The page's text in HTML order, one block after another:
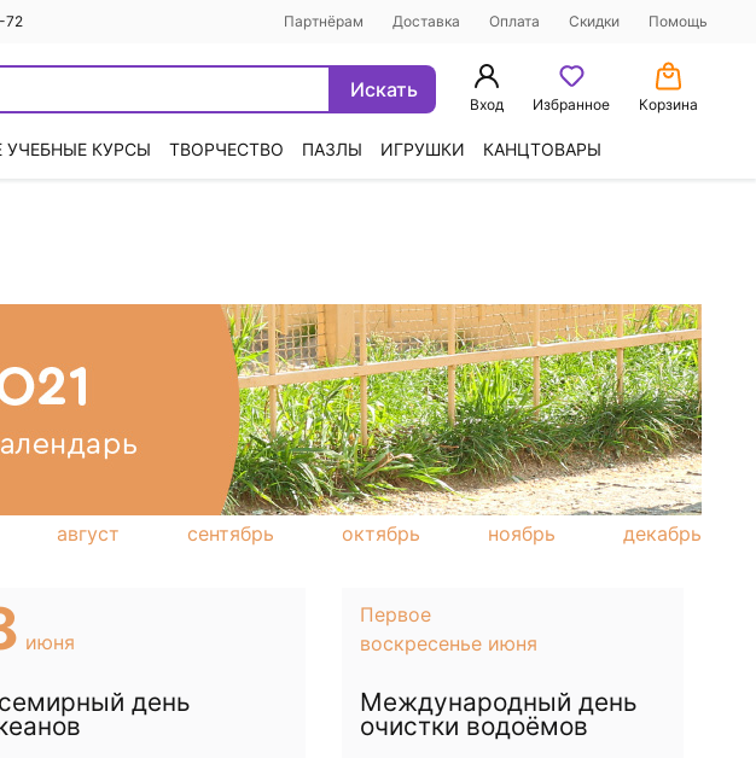
72 Партнёрам Доставка Оплата Скидки Помощь
Искать
Вход Избранное Корзина
КУРСЫ ТВОРЧЕСТВО ПАЗЛЫ ИГРУШКИ КАНЦТОВАРЫ
август сентябрь октябрь ноябрь декабрь
июня
день
Первое
воскресенье июня
Международный день
очистки водоёмов